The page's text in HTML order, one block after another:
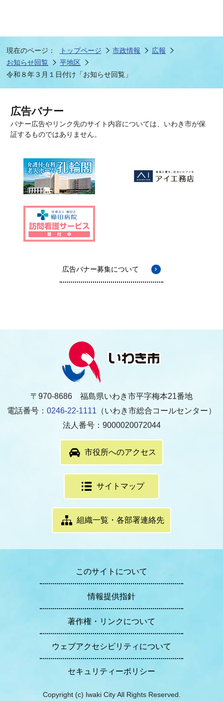
現在のページ： トップページ 市政情報
広報
お知らせ回覧
平地区
令和８年３月１日付け「お知らせ回覧」
広告バナー
バナー広告やリンク先のサイト内容については、いわき市が保
証するものではありません。
広告バナー募集について
〒970-8686 福島県いわき市平字梅本21番地
電話番号： 0246-22-1111 （いわき市総合コールセンター）
法人番号：9000020072044
市役所へのアクセス
サイトマップ
組織一覧・各部署連絡先
このサイトについて
情報提供指針
著作権・リンクについて
ウェブアクセシビリティについて
セキュリティーポリシー
Copyright (c) Iwaki City All Rights Reserved.